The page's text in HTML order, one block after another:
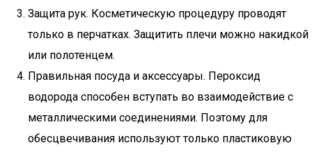
Защита рук. Косметическую процедуру проводят
только в перчатках. Защитить плечи можно накидкой
или полотенцем.
Правильная посуда и аксессуары. Пероксид
водорода способен вступать во взаимодействие с
металлическими соединениями. Поэтому для
обесцвечивания используют только пластиковую